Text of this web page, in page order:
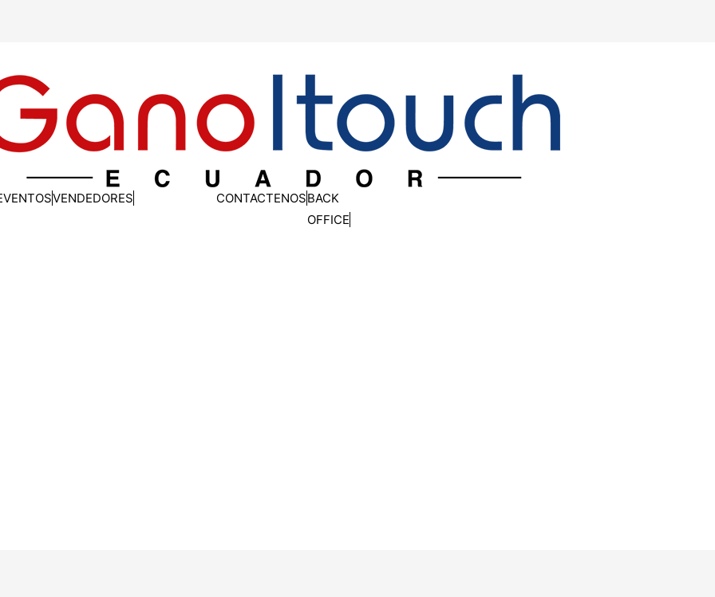
VENDEDORES CONTACTENOSBACK
OFFICE